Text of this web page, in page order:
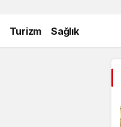
Turizm Sağlık